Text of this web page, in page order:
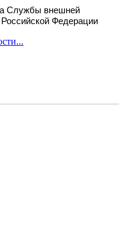
Службы внешней
Российской Федерации